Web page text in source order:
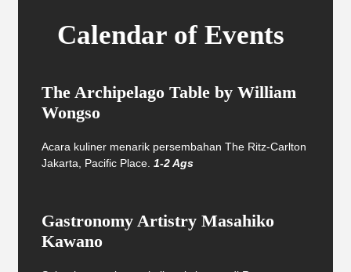
Calendar of Events
The Archipelago Table by William
Wongso
Acara kuliner menarik persembahan The Ritz-Carlton
Jakarta, Pacific Place. 1-2 Ags
Gastronomy Artistry Masahiko
Kawano